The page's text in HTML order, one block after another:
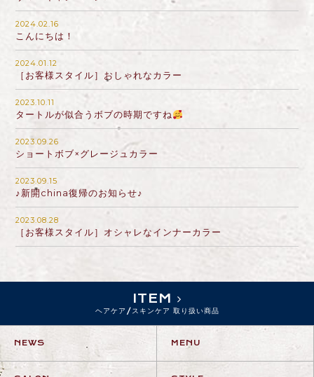
2024.02.16
こんにちは！
2024.01.12
［お客様スタイル］おしゃれなカラー
2023.10.11
タートルが似合うボブの時期ですね
2023.09.26
ショートボブ×グレージュカラー
2023.09.15
♪新開china復帰のお知らせ♪
2023.08.28
［お客様スタイル］オシャレなインナーカラー
ITEM
ヘアケア/スキンケア 取り扱い商品
NEWS MENU